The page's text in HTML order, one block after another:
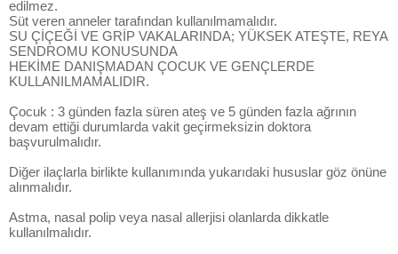
edilmez.
Süt veren anneler tarafından kullanılmamalıdır.
SU ÇİÇEĞİ VE GRİP VAKALARINDA; YÜKSEK ATEŞTE, REYA
SENDROMU KONUSUNDA
HEKİME DANIŞMADAN ÇOCUK VE GENÇLERDE
KULLANILMAMALIDIR.
Çocuk : 3 günden fazla süren ateş ve 5 günden fazla ağrının
devam ettiği durumlarda vakit geçirmeksizin doktora
başvurulmalıdır.
Diğer ilaçlarla birlikte kullanımında yukarıdaki hususlar göz önüne
alınmalıdır.
Astma, nasal polip veya nasal allerjisi olanlarda dikkatle
kullanılmalıdır.